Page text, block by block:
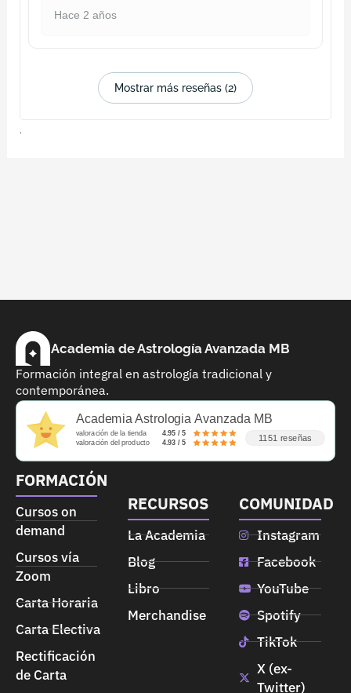
Hace 2 años
Mostrar más reseñas (2)
.
Academia de Astrología Avanzada MB
Formación integral en astrología tradicional y
contemporánea.
Academia Astrologia Avanzada MB
valoración de la tienda 4.95 / 5
valoración del producto 4.93 / 5 1151 reseñas
FORMACIÓN
Cursos on
demand
Cursos vía
Zoom
Carta Horaria
Carta Electiva
Rectificación
de Carta
RECURSOS
La Academia
Blog
Libro
Merchandise
COMUNIDAD
Instagram
Facebook
YouTube
Spotify
TikTok
X (ex-
Twitter)